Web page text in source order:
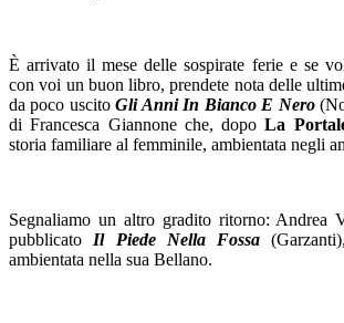
È arrivato il mese delle sospirate ferie e se
con voi un buon libro, prendete nota delle
da poco uscitoGli Anni In Bianco E Nero
di Francesca Giannone che, dopoLa
storia familiare al femminile, ambientata negli
Segnaliamo un altro gradito ritorno: Andrea
pubblicato Il Piede Nella Fossa
ambientata nella sua Bellano.